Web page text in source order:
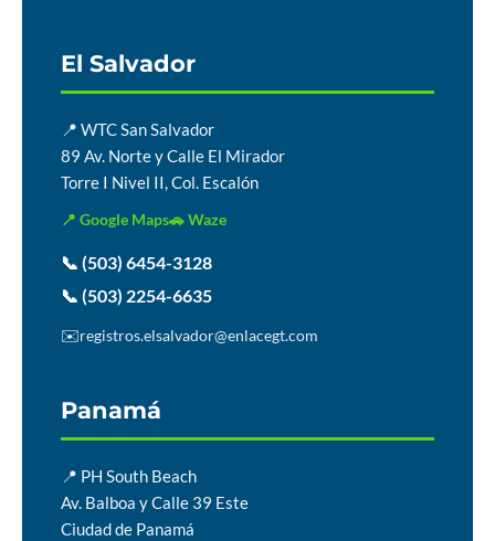
El Salvador
📍 WTC San Salvador
89 Av. Norte y Calle El Mirador
Torre I Nivel II, Col. Escalón
📍 Google Maps🚗 Waze
📞 (503) 6454-3128
📞 (503) 2254-6635
✉️registros.elsalvador@enlacegt.com
Panamá
📍 PH South Beach
Av. Balboa y Calle 39 Este
Ciudad de Panamá